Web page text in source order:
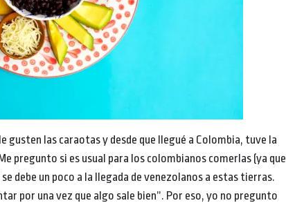
gusten las caraotas y desde que llegué a Colombia, tuve la
pregunto si es usual para los colombianos comerlas (ya que
debe un poco a la llegada de venezolanos a estas tierras.
por una vez que algo sale bien”. Por eso, yo no pregunto